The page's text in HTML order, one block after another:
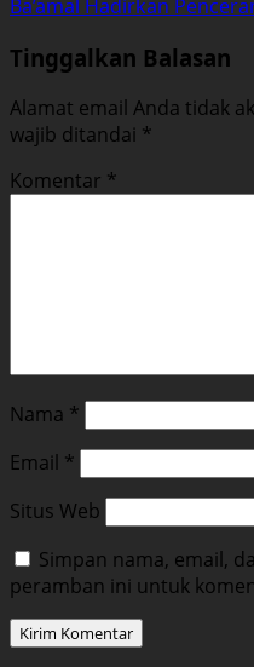
Ba’amal Hadirkan
Tinggalkan Balasan
Alamat email Anda tidak
wajib ditandai *
Komentar *
Nama *
Email *
Situs Web
Simpan nama, email,
peramban ini untuk